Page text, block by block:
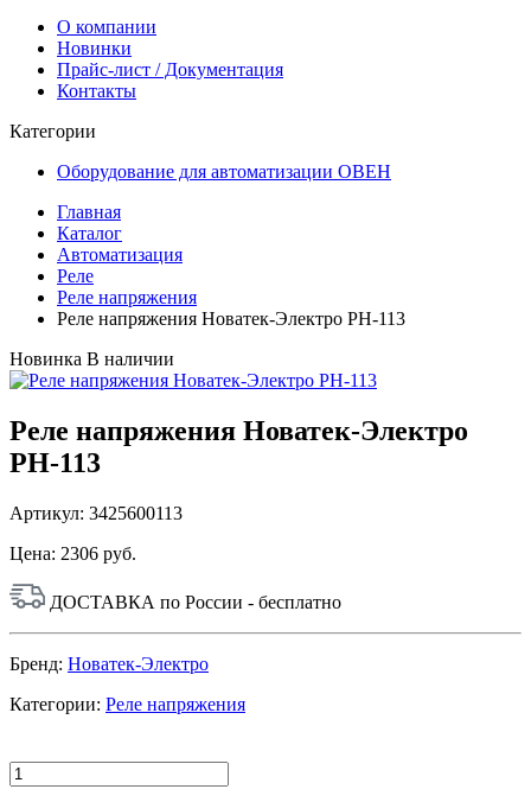
О компании
Новинки
Прайс-лист / Документация
Контакты
Категории
Оборудование для автоматизации ОВЕН
Главная
Каталог
Автоматизация
Реле
Реле напряжения
Реле напряжения Новатек-Электро РН-113
Новинка В наличии
Реле напряжения Новатек-Электро
РН-113
Артикул: 3425600113
Цена: 2306 руб.
ДОСТАВКА по России - бесплатно
Бренд: Новатек-Электро
Категории: Реле напряжения